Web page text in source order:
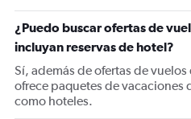
Y
axis
displaying
values.
Range:
0
¿Puedo buscar ofertas de
incluyan reservas de hotel?
Sí, además de ofertas de
ofrece paquetes de vacaciones
como hoteles.